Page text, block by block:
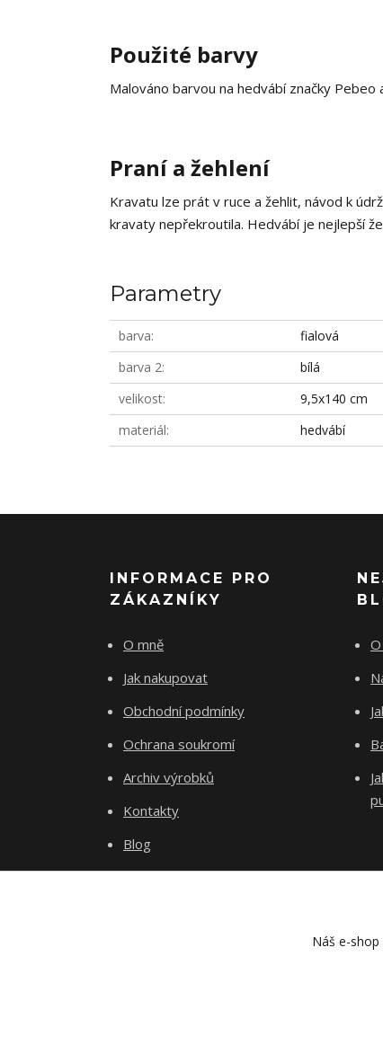
Použité barvy
Malováno barvou na hedvábí značky
Praní a žehlení
Kravatu lze prát v ruce a žehlit, návod k
kravaty nepřekroutila. Hedvábí je nejlepší
Parametry
barva
fialová
barva 2
bílá
velikost
9,5x140 cm
materiál
hedvábí
INFORMACE PRO
ZÁKAZNÍKY
O mně
Jak nakupovat
Obchodní podmínky
Ochrana soukromí
Archiv výrobků
Kontakty
Blog
Náš e-